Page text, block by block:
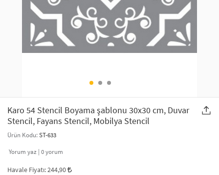
SAÇ AKSESUARLARI
GELİN / DÜĞÜN AKSESUARLARI
ŞAL VE FULAR
ODA KOKUSU VE MUM
PARTİ SÜSLERİ
YILBAŞI ÜRÜNLERİ
Karo 54 Stencil Boyama şablonu 30x30 cm, Duvar
Stencil, Fayans Stencil, Mobilya Stencil
Ürün Kodu:ST-633
Yorum yaz | 0yorum
Havale Fiyatı:244,90